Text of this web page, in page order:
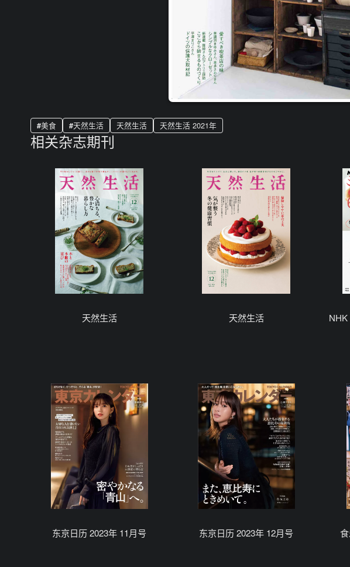
美食 天然生活 天然生活 天然生活 2021年
相关杂志期刊
天然生活 天然生活
东京日历 2023年 11月号 东京日历 2023年 12月号